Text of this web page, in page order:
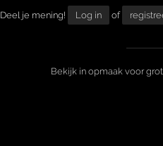
Deel je mening! Log in of
Bekijk in opmaak voor